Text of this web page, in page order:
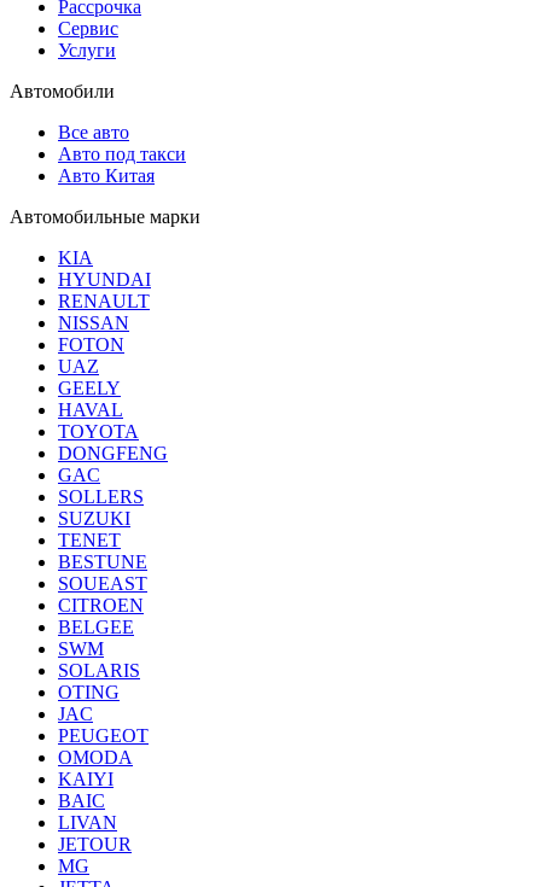
Рассрочка
Сервис
Услуги
Автомобили
Все авто
Авто под такси
Авто Китая
Автомобильные марки
KIA
HYUNDAI
RENAULT
NISSAN
FOTON
UAZ
GEELY
HAVAL
TOYOTA
DONGFENG
GAC
SOLLERS
SUZUKI
TENET
BESTUNE
SOUEAST
CITROEN
BELGEE
SWM
SOLARIS
OTING
JAC
PEUGEOT
OMODA
KAIYI
BAIC
LIVAN
JETOUR
MG